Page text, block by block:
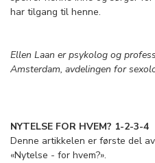
har tilgang til henne.
Ellen Laan er psykolog og
Amsterdam, avdelingen for
NYTELSE FOR HVEM? 1-2-3-4
Denne artikkelen er første del
«Nytelse - for hvem?».